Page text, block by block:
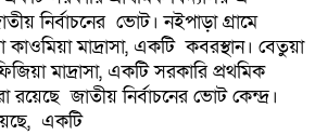
নির্বাচনের ভোট। নইপাড়া গ্রামে
মাদ্রাসা, একটি কবরস্থান। বেতুয়া
মাদ্রাসা, একটি সরকারি প্রথমিক
জাতীয় নির্বাচনের ভোট কেন্দ্র।
একটি